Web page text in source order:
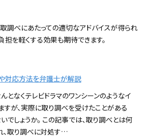
調べにあたっての適切なアドバイスが得られ
担を軽くする効果も期待できます。
対応方法を弁護士が解説
となくテレビドラマのワンシーンのようなイ
すが、実際に取り調べを受けたことがある
でしょうか。 この記事では、取り調べとは何
、取り調べに対処す…